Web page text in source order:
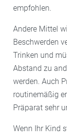
empfohlen.
Andere Mittel
Beschwerden
Trinken und
Abstand zu
werden. Auch
routinemäßig
Präparat sehr
Wenn Ihr Kind